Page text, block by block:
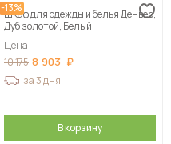
-13%
Шкаф для одежды и белья Денвер,
Дуб золотой, Белый
Цена
10 175 8 903
за 3 дня
В корзину